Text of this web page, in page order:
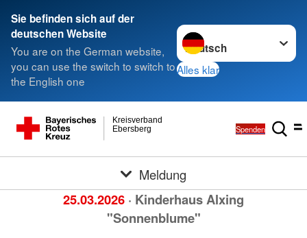
Sie befinden sich auf der
deutschen Website
You are on the German website,
you can use the switch to switch to
the English one
Sprache wechseln zu
Alles klar
Ebersberg
Kreisverband
Spenden
Meldung
25.03.2026 · Kinderhaus Alxing
"Sonnenblume"